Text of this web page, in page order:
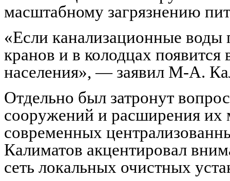
масштабному загрязнению
«Если канализационные воды
кранов и в колодцах
населения», — заявил М-А.
Отдельно был затронут
сооружений и расширения их
современных
Калиматов акцентировал
сеть локальных очистных